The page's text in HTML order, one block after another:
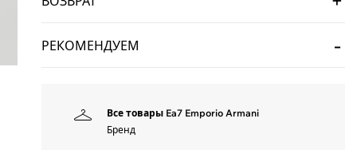
РЕКОМЕНДУЕМ
Все товары Ea7 Emporio Armani
Бренд